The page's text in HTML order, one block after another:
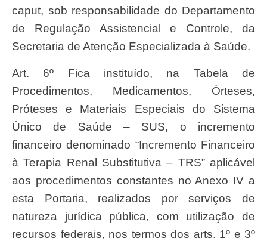
caput, sob responsabilidade do Departamento
de Regulação Assistencial e Controle, da
Secretaria de Atenção Especializada à Saúde.
Art. 6º Fica instituído, na Tabela de
Procedimentos, Medicamentos, Órteses,
Próteses e Materiais Especiais do Sistema
Único de Saúde – SUS, o incremento
financeiro denominado “Incremento Financeiro
à Terapia Renal Substitutiva – TRS” aplicável
aos procedimentos constantes no Anexo IV a
esta Portaria, realizados por serviços de
natureza jurídica pública, com utilização de
recursos federais, nos termos dos arts. 1º e 3º